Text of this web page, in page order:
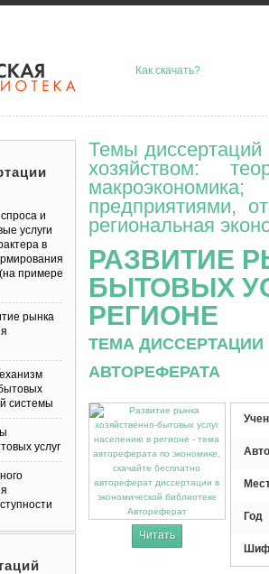
Как скачать?
Темы диссертаций
хозяйством:
предприятиями,
региональная
РАЗВИТИЕ
БЫТОВЫХ
РЕГИОНЕ
ТЕМА
АВТОРЕФЕРАТА
Автореферат
Читать
Год
и
услуги
в
примере
рынка
системы
услуг